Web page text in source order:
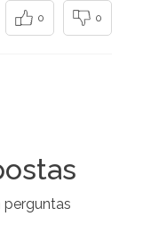
0 0
perguntas